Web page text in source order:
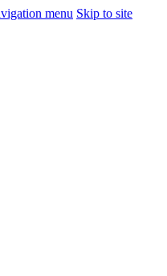
menu Skip to site